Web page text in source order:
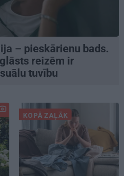
– pieskārienu bads.
reizēm ir
tuvību
KOPĀ ZAĻĀK